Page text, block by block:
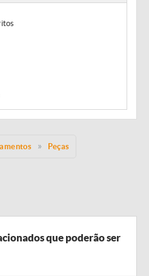
Peças
que poderão ser